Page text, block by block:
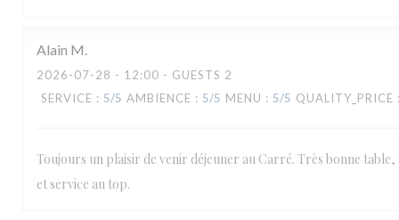
Alain M
2026-07-28 - 12:00 - GUESTS 2
SERVICE : 5/5 AMBIENCE : 5/5 MENU : 5/5 QUALITY_PRICE
Toujours un plaisir de venir déjeuner au Carré. Très bonne
et service au top.